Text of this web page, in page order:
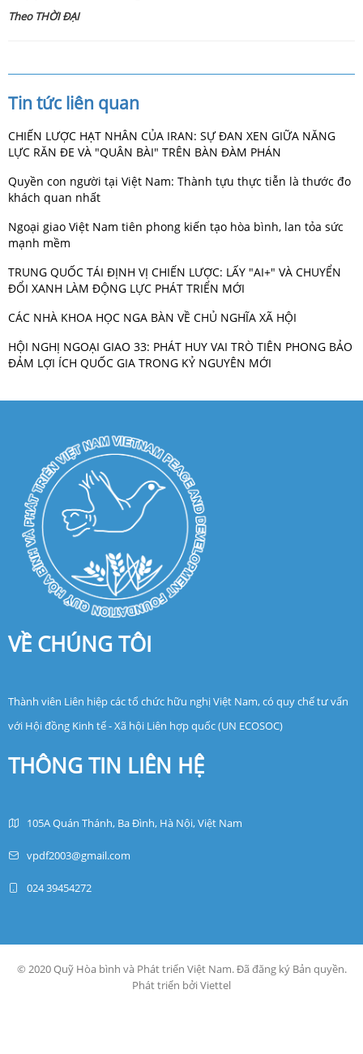
Theo THỜI ĐẠI
Tin tức liên quan
CHIẾN LƯỢC HẠT NHÂN CỦA IRAN: SỰ ĐAN XEN GIỮA NĂNG
LỰC RĂN ĐE VÀ "QUÂN BÀI" TRÊN BÀN ĐÀM PHÁN
Quyền con người tại Việt Nam: Thành tựu thực tiễn là thước đo
khách quan nhất
Ngoại giao Việt Nam tiên phong kiến tạo hòa bình, lan tỏa sức
mạnh mềm
TRUNG QUỐC TÁI ĐỊNH VỊ CHIẾN LƯỢC: LẤY "AI+" VÀ CHUYỂN
ĐỔI XANH LÀM ĐỘNG LỰC PHÁT TRIỂN MỚI
CÁC NHÀ KHOA HỌC NGA BÀN VỀ CHỦ NGHĨA XÃ HỘI
HỘI NGHỊ NGOẠI GIAO 33: PHÁT HUY VAI TRÒ TIÊN PHONG BẢO
ĐẢM LỢI ÍCH QUỐC GIA TRONG KỶ NGUYÊN MỚI
VỀ CHÚNG TÔI
Thành viên Liên hiệp các tổ chức hữu nghị Việt Nam, có quy chế tư vấn
với Hội đồng Kinh tế - Xã hội Liên hợp quốc (UN ECOSOC)
THÔNG TIN LIÊN HỆ
105A Quán Thánh, Ba Đình, Hà Nội, Việt Nam
vpdf2003@gmail.com
024 39454272
© 2020 Quỹ Hòa bình và Phát triển Việt Nam. Đã đăng ký Bản quyền.
Phát triển bởi Viettel